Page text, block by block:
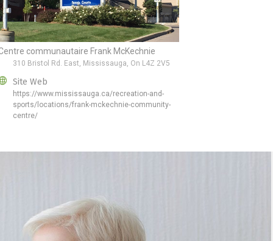
communautaire Frank McKechnie
310 Bristol Rd. East, Mississauga, On L4Z 2V5
Site Web
https://www.mississauga.ca/recreation-and-
sports/locations/frank-mckechnie-community-
centre/